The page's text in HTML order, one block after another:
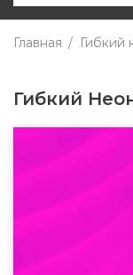
Главная Гибкий
Гибкий